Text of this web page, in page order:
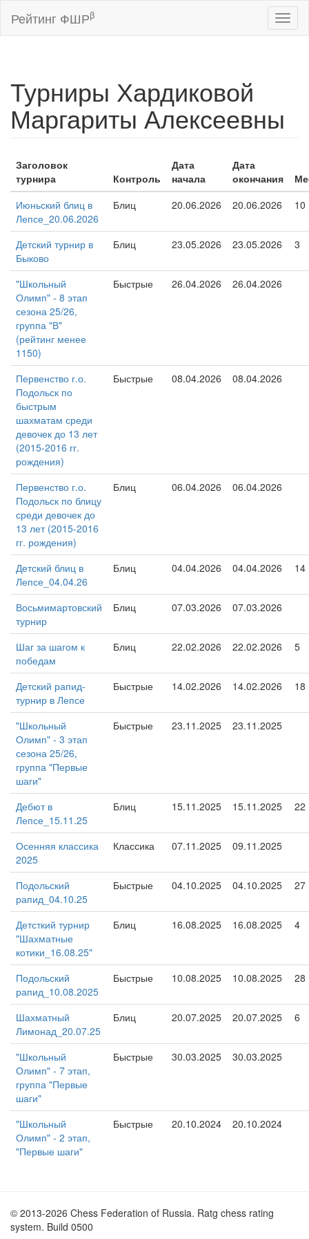
Рейтинг ФШРβ
Турниры Хардиковой
Маргариты Алексеевны
Заголовок
турнира
Контроль
Дата
начала
Дата
окончания
Июньский блиц в
Лепсе_20.06.2026
Блиц 20.06.2026 20.06.2026 10
Детский турнир в
Быково
Блиц 23.05.2026 23.05.2026 3
"Школьный
Олимп" - 8 этап
сезона 25/26,
группа "В"
(рейтинг менее
1150)
Быстрые 26.04.2026 26.04.2026
Первенство г.о.
Подольск по
быстрым
шахматам среди
девочек до 13 лет
(2015-2016 гг.
рождения)
Быстрые 08.04.2026 08.04.2026
Первенство г.о.
Подольск по блицу
среди девочек до
13 лет (2015-2016
гг. рождения)
Блиц 06.04.2026 06.04.2026
Детский блиц в
Лепсе_04.04.26
Блиц 04.04.2026 04.04.2026 14
Восьмимартовский
турнир
Блиц 07.03.2026 07.03.2026
Шаг за шагом к
победам
Блиц 22.02.2026 22.02.2026 5
Детский рапид-
турнир в Лепсе
Быстрые 14.02.2026 14.02.2026 18
"Школьный
Олимп" - 3 этап
сезона 25/26,
группа "Первые
шаги"
Быстрые 23.11.2025 23.11.2025
Дебют в
Лепсе_15.11.25
Блиц 15.11.2025 15.11.2025 22
Осенняя классика
2025
Классика 07.11.2025 09.11.2025
Подольский
рапид_04.10.25
Быстрые 04.10.2025 04.10.2025 27
Детсткий турнир
"Шахматные
котики_16.08.25"
Блиц 16.08.2025 16.08.2025 4
Подольский
рапид_10.08.2025
Быстрые 10.08.2025 10.08.2025 28
Шахматный
Лимонад_20.07.25
Блиц 20.07.2025 20.07.2025 6
"Школьный
Олимп" - 7 этап,
группа "Первые
шаги"
Быстрые 30.03.2025 30.03.2025
"Школьный
Олимп" - 2 этап,
"Первые шаги"
Быстрые 20.10.2024 20.10.2024
© 2013-2026 Chess Federation of Russia. Ratg chess rating
system. Build 0500